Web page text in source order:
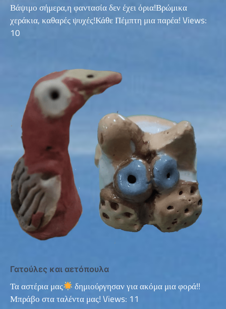
Βάψιμο σήμερα,η φαντασία δεν έχει όρια!Βρώμικα
χεράκια, καθαρές ψυχές!Κάθε Πέμπτη μια παρέα! Views:
10
Γατούλες και αετόπουλα
Τα αστέρια μας
δημιούργησαν για ακόμα μια φορά!!
Μπράβο στα ταλέντα μας! Views: 11